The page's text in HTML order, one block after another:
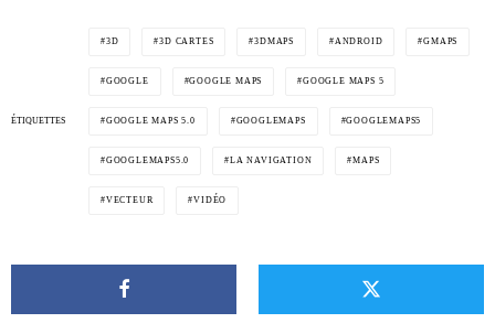
ÉTIQUETTES
3D 3D CARTES 3DMAPS ANDROID GMAPS
GOOGLE GOOGLE MAPS GOOGLE MAPS 5
GOOGLE MAPS 5.0 GOOGLEMAPS GOOGLEMAPS5
GOOGLEMAPS5.0 LA NAVIGATION MAPS
VECTEUR VIDÉO